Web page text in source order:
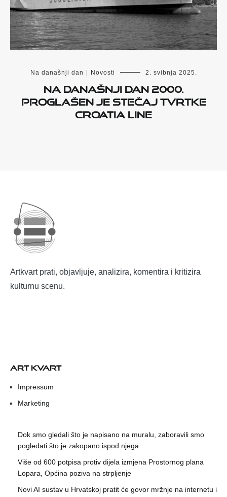
Na današnji dan Novosti 2. svibnja 2025.
Na današnji dan 2000.
proglašen je stečaj tvrtke
Croatia line
Artkvart prati, objavljuje, analizira, komentira i kritizira
kulturnu scenu.
ART KVART
Impressum
Marketing
Dok smo gledali što je napisano na muralu, zaboravili smo
pogledati što je zakopano ispod njega
Više od 600 potpisa protiv dijela izmjena Prostornog plana
Lopara, Općina poziva na strpljenje
Novi AI sustav u Hrvatskoj pratit će govor mržnje na internetu i